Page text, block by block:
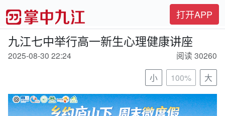
打开APP
九江七中举行高一新生心理健康讲座
2025-08-30 22:24
阅读 30260
小
100% 大